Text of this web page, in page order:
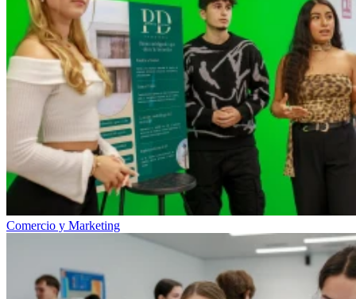
Comercio y Marketing